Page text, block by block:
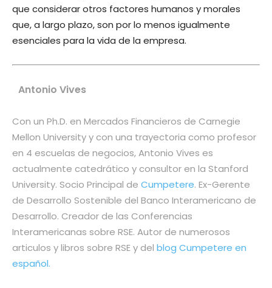
que considerar otros factores humanos y morales
que, a largo plazo, son por lo menos igualmente
esenciales para la vida de la empresa.
Antonio Vives
Con un Ph.D. en Mercados Financieros de Carnegie
Mellon University y con una trayectoria como profesor
en 4 escuelas de negocios, Antonio Vives es
actualmente catedrático y consultor en la Stanford
University. Socio Principal de Cumpetere. Ex-Gerente
de Desarrollo Sostenible del Banco Interamericano de
Desarrollo. Creador de las Conferencias
Interamericanas sobre RSE. Autor de numerosos
articulos y libros sobre RSE y del blog Cumpetere en
español.